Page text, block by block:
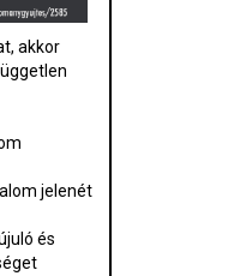
akkor
jelenét
és